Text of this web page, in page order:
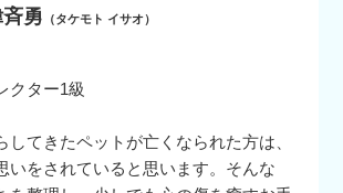
勇 （タケモト イサオ）
クター1級
してきたペットが亡くなられた方は、
いをされていると思います。そんな